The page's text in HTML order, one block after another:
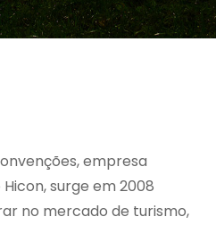
empresa
surge em 2008
no mercado de turismo,